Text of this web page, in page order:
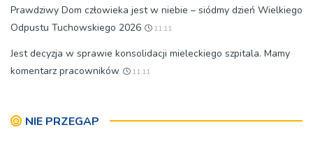
Prawdziwy Dom człowieka jest w niebie – siódmy dzień Wielkiego
Odpustu Tuchowskiego 2026
11:11
Jest decyzja w sprawie konsolidacji mieleckiego szpitala. Mamy
komentarz pracowników
11:11
NIE PRZEGAP